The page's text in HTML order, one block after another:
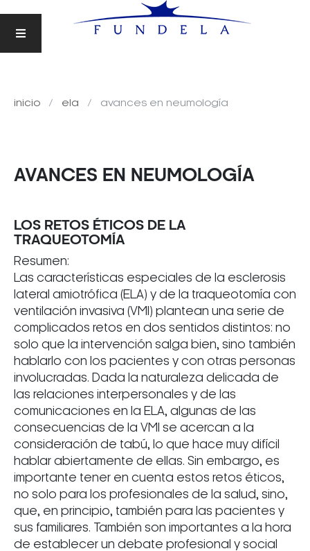
inicio ela avances en neumología
AVANCES EN NEUMOLOGÍA
LOS RETOS ÉTICOS DE LA
TRAQUEOTOMÍA
Resumen:
Las características especiales de la esclerosis
lateral amiotrófica (ELA) y de la traqueotomía con
ventilación invasiva (VMI) plantean una serie de
complicados retos en dos sentidos distintos: no
solo que la intervención salga bien, sino también
hablarlo con los pacientes y con otras personas
involucradas. Dada la naturaleza delicada de
las relaciones interpersonales y de las
comunicaciones en la ELA, algunas de las
consecuencias de la VMI se acercan a la
consideración de tabú, lo que hace muy difícil
hablar abiertamente de ellas. Sin embargo, es
importante tener en cuenta estos retos éticos,
no solo para los profesionales de la salud, sino,
que, en principio, también para las pacientes y
sus familiares. También son importantes a la hora
de establecer un debate profesional y social